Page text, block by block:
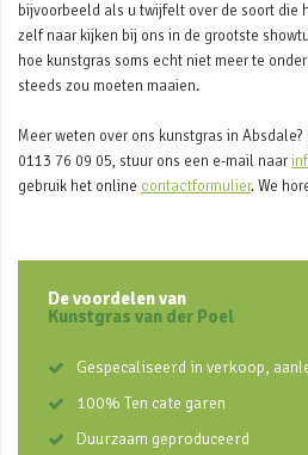
bijvoorbeeld als u twijfelt over de soort die
zelf naar kijken bij ons in de grootste
hoe kunstgras soms echt niet meer te
steeds zou moeten maaien.
Meer weten over ons kunstgras in
0113 76 09 05, stuur ons een e-mail naar
gebruik het online contactformulier. We
De voordelen van
Kunstgras van der Poel
Gespecaliseerd in verkoop,
100% Ten cate garen
Duurzaam geproduceerd